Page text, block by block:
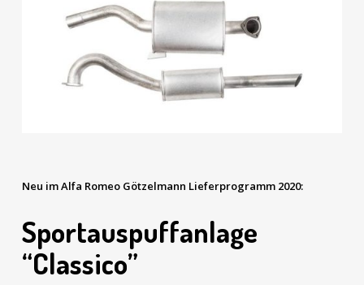
Neu im Alfa Romeo Götzelmann Lieferprogramm 2020:
Sportauspuffanlage
“Classico”